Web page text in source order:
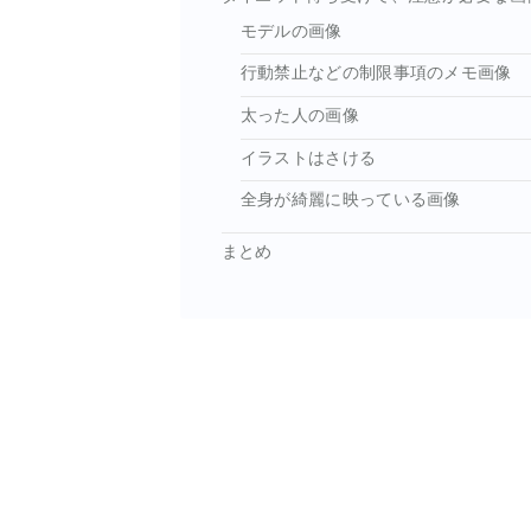
モデルの画像
行動禁止などの制限事項のメモ画像
太った人の画像
イラストはさける
全身が綺麗に映っている画像
まとめ